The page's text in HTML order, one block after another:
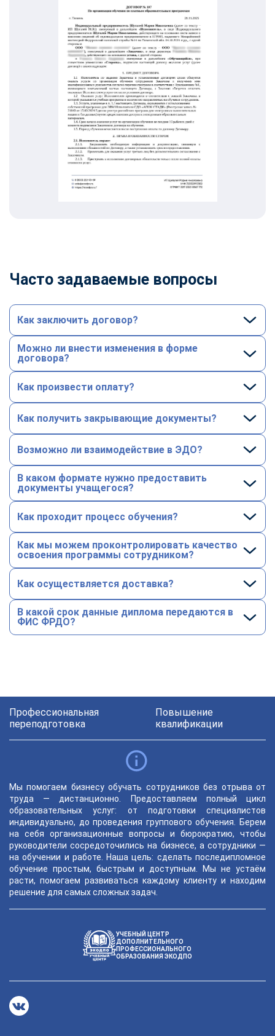
Часто задаваемые вопросы
Как заключить договор?
Можно ли внести изменения в форме
договора?
Как произвести оплату?
Как получить закрывающие документы?
Возможно ли взаимодействие в ЭДО?
В каком формате нужно предоставить
документы учащегося?
Как проходит процесс обучения?
Как мы можем проконтролировать качество
освоения программы сотрудником?
Как осуществляется доставка?
В какой срок данные диплома передаются в
ФИС ФРДО?
Профессиональная
переподготовка
Повышение
квалификации
Мы помогаем бизнесу обучать сотрудников без отрыва от
труда — дистанционно. Предоставляем полный цикл
образовательных услуг: от подготовки специалистов
индивидуально, до проведения группового обучения. Берем
на себя организационные вопросы и бюрократию, чтобы
руководители сосредоточились на бизнесе, а сотрудники —
на обучении и работе. Наша цель: сделать последипломное
обучение простым, быстрым и доступным. Мы не устаём
расти, помогаем развиваться каждому клиенту и находим
решение для самых сложных задач.
УЧЕБНЫЙ ЦЕНТР
ДОПОЛНИТЕЛЬНОГО
ПРОФЕССИОНАЛЬНОГО
ОБРАЗОВАНИЯ ЭКОДПО